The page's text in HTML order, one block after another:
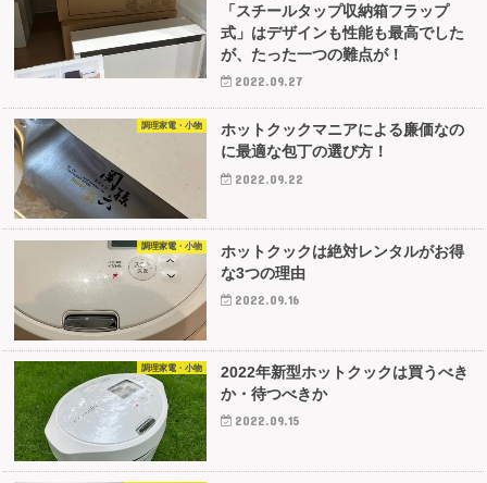
「スチールタップ収納箱フラップ
式」はデザインも性能も最高でした
が、たった一つの難点が！
2022.09.27
調理家電・小物
ホットクックマニアによる廉価なの
に最適な包丁の選び方！
2022.09.22
調理家電・小物
ホットクックは絶対レンタルがお得
な3つの理由
2022.09.16
調理家電・小物
2022年新型ホットクックは買うべき
か・待つべきか
2022.09.15